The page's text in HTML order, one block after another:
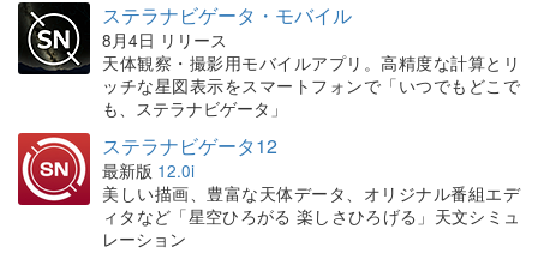
ステラナビゲータ・モバイル
8月4日 リリース
天体観察・撮影用モバイルアプリ。高精度な計算とリ
ッチな星図表示をスマートフォンで「いつでもどこで
も、ステラナビゲータ」
ステラナビゲータ12
最新版 12.0i
美しい描画、豊富な天体データ、オリジナル番組エデ
ィタなど「星空ひろがる 楽しさひろげる」天文シミュ
レーション